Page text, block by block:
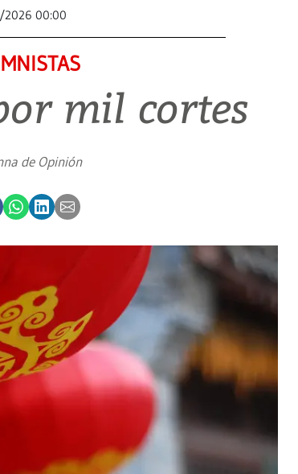
00:00
mil cortes
de Opinión